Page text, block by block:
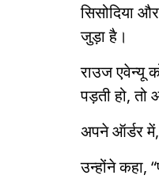
सिसोदिया
जुड़ा है।
राउज एवेन्यू
पड़ती हो,
अपने ऑर्डर
उन्होंने कहा,